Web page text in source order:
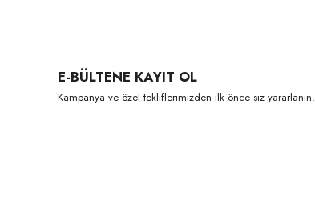
Ürün açıklamasında eksik bilgiler bulunuyor.
Ürün bilgilerinde hatalar bulunuyor.
E-BÜLTENE KAYIT OL
Kampanya ve özel tekliflerimizden ilk önce siz yararlanın.